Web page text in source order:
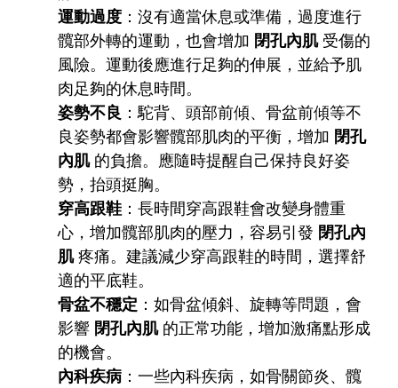
運動過度 ：沒有適當休息或準備，過度進行
髖部外轉的運動，也會增加 閉孔內肌受傷的
風險。運動後應進行足夠的伸展，並給予肌
肉足夠的休息時間。
姿勢不良 ：駝背、頭部前傾、骨盆前傾等不
良姿勢都會影響髖部肌肉的平衡，增加 閉孔
內肌的負擔。應隨時提醒自己保持良好姿
勢，抬頭挺胸。
穿高跟鞋 ：長時間穿高跟鞋會改變身體重
心，增加髖部肌肉的壓力，容易引發 閉孔內
肌疼痛。建議減少穿高跟鞋的時間，選擇舒
適的平底鞋。
骨盆不穩定 ：如骨盆傾斜、旋轉等問題，會
影響 閉孔內肌的正常功能，增加激痛點形成
的機會。
內科疾病 ：一些內科疾病，如骨關節炎、髖